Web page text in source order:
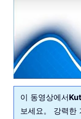
이 동영상에서
보세요。 강력한